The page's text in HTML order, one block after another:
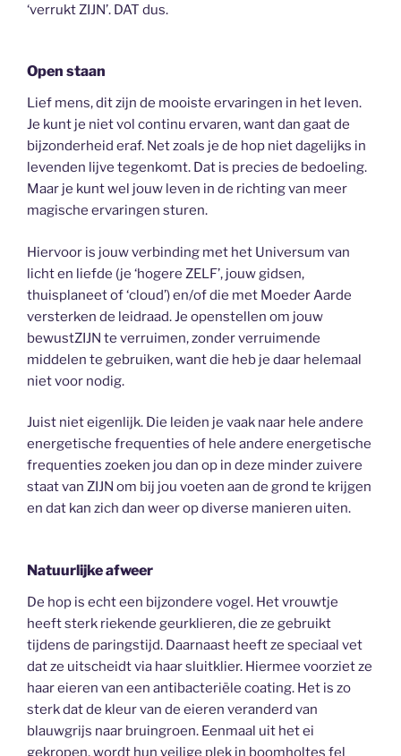
‘verrukt ZIJN’. DAT dus.
Open staan
Lief mens, dit zijn de mooiste ervaringen in het leven.
Je kunt je niet vol continu ervaren, want dan gaat de
bijzonderheid eraf. Net zoals je de hop niet dagelijks in
levenden lijve tegenkomt. Dat is precies de bedoeling.
Maar je kunt wel jouw leven in de richting van meer
magische ervaringen sturen.
Hiervoor is jouw verbinding met het Universum van
licht en liefde (je ‘hogere ZELF’, jouw gidsen,
thuisplaneet of ‘cloud’) en/of die met Moeder Aarde
versterken de leidraad. Je openstellen om jouw
bewustZIJN te verruimen, zonder verruimende
middelen te gebruiken, want die heb je daar helemaal
niet voor nodig.
Juist niet eigenlijk. Die leiden je vaak naar hele andere
energetische frequenties of hele andere energetische
frequenties zoeken jou dan op in deze minder zuivere
staat van ZIJN om bij jou voeten aan de grond te krijgen
en dat kan zich dan weer op diverse manieren uiten.
Natuurlijke afweer
De hop is echt een bijzondere vogel. Het vrouwtje
heeft sterk riekende geurklieren, die ze gebruikt
tijdens de paringstijd. Daarnaast heeft ze speciaal vet
dat ze uitscheidt via haar sluitklier. Hiermee voorziet ze
haar eieren van een antibacteriële coating. Het is zo
sterk dat de kleur van de eieren veranderd van
blauwgrijs naar bruingroen. Eenmaal uit het ei
gekropen, wordt hun veilige plek in boomholtes fel